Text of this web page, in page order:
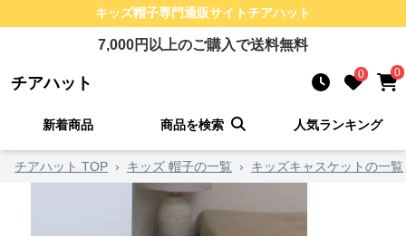
キッズ帽子専門通販サイトチアハット
7,000円以上のご購入で送料無料
チアハット 0 0
新着商品 商品を検索 人気ランキング
チアハット TOP › キッズ 帽子の一覧 › キッズキャスケットの一覧